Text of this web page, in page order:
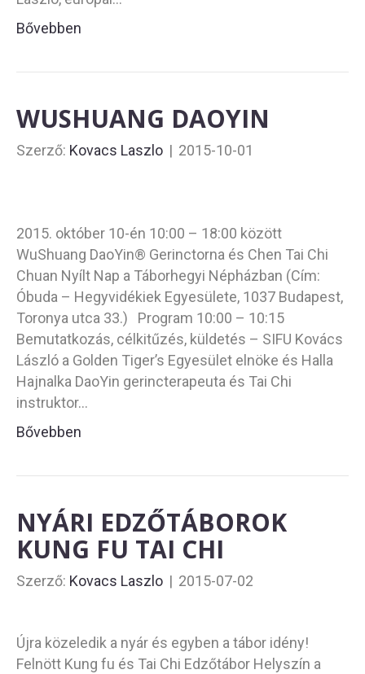
Bővebben
WUSHUANG DAOYIN
Szerző: Kovacs Laszlo | 2015-10-01
2015. október 10-én 10:00 – 18:00 között
WuShuang DaoYin® Gerinctorna és Chen Tai Chi
Chuan Nyílt Nap a Táborhegyi Népházban (Cím:
Óbuda – Hegyvidékiek Egyesülete, 1037 Budapest,
Toronya utca 33.) Program 10:00 – 10:15
Bemutatkozás, célkitűzés, küldetés – SIFU Kovács
László a Golden Tiger’s Egyesület elnöke és Halla
Hajnalka DaoYin gerincterapeuta és Tai Chi
instruktor…
Bővebben
NYÁRI EDZŐTÁBOROK
KUNG FU TAI CHI
Szerző: Kovacs Laszlo | 2015-07-02
Újra közeledik a nyár és egyben a tábor idény!
Felnött Kung fu és Tai Chi Edzőtábor Helyszín a